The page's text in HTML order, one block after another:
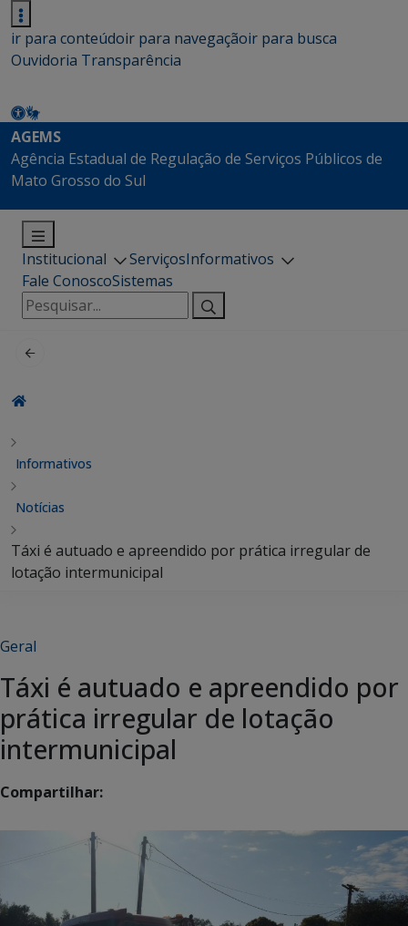
ir para conteúdoir para navegaçãoir para busca
Ouvidoria Transparência
AGEMS
Agência Estadual de Regulação de Serviços Públicos de
Mato Grosso do Sul
Institucional ServiçosInformativos
Fale ConoscoSistemas
Pesquisar
por:
Informativos
Notícias
Táxi é autuado e apreendido por prática irregular de
lotação intermunicipal
Geral
Táxi é autuado e apreendido por
prática irregular de lotação
intermunicipal
Compartilhar: